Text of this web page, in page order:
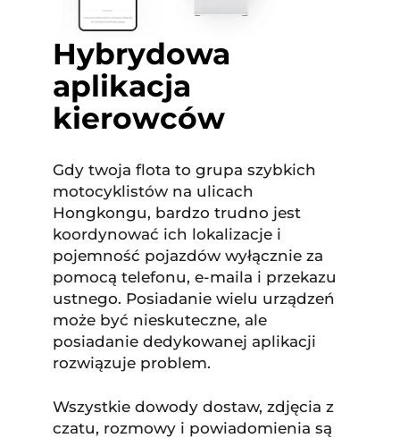
Hybrydowa
aplikacja
kierowców
Gdy twoja flota to grupa szybkich
motocyklistów na ulicach
Hongkongu, bardzo trudno jest
koordynować ich lokalizacje i
pojemność pojazdów wyłącznie za
pomocą telefonu, e-maila i przekazu
ustnego. Posiadanie wielu urządzeń
może być nieskuteczne, ale
posiadanie dedykowanej aplikacji
rozwiązuje problem.
Wszystkie dowody dostaw, zdjęcia z
czatu, rozmowy i powiadomienia są